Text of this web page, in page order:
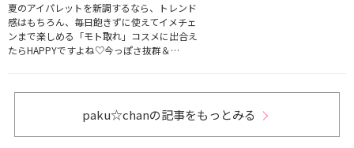
夏のアイパレットを新調するなら、トレンド
感はもちろん、毎日飽きずに使えてイメチェ
ンまで楽しめる「モト取れ」コスメに出合え
たらHAPPYですよね♡今っぽさ抜群＆…
paku☆chanの記事をもっとみる